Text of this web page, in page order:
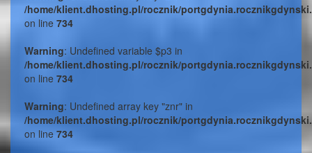
/home/klient.dhosting.pl/rocznik/
on line 734
Warning: Undefined variable $p3 in
/home/klient.dhosting.pl/rocznik/
on line 734
Warning: Undefined array key "znr" in
/home/klient.dhosting.pl/rocznik/
on line 734